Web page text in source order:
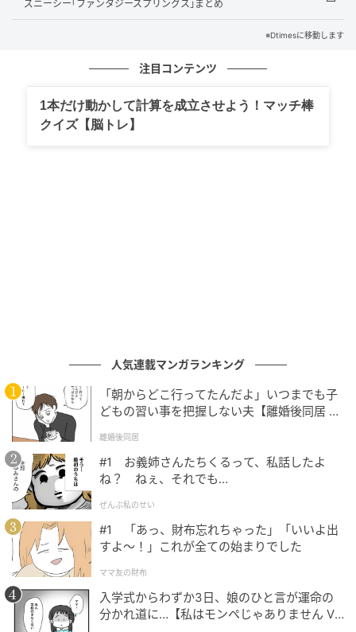
全商品が個包装で製造より60日間の日持ちがあり、お
スティックラスク フルール / Le Stick Rusk
細長いスティック形のラスクにパステルカラーのアイ
シングが施され、フルーツやナッツのトッピングが色
鮮やかに並んでいます。
「夏のアフタヌーンティー」をテーマにした人気商品
で、2026年は20種類のうち7種類を新フレーバーにリ
ニューアルしています。
新登場の7種類はマンゴー＆オレンジ、ブルーベリー＆
バニラ、ストロベリー＆ココナッツ、ピーチ＆ストロ
ベリー、パイン、マンゴー＆レモン、ラズベリー＆チ
ズニーシー｢ファンタジースプリングス｣まとめ
※Dtimesに移動します
注目コンテンツ
1本だけ動かして計算を成立させよう！マッチ棒
クイズ【脳トレ】
人気連載マンガランキング
「朝からどこ行ってたんだよ」いつまでも子
どもの習い事を把握しない夫【離婚後同居 Vo
離婚後同居
#1 お義姉さんたちくるって、私話したよ
ね？ ねぇ、それでも…
ぜんぶ私のせい
#1 「あっ、財布忘れちゃった」「いいよ出
すよ〜！」これが全ての始まりでした
ママ友の財布
入学式からわずか3日、娘のひと言が運命の
分かれ道に…【私はモンペじゃありません Vo